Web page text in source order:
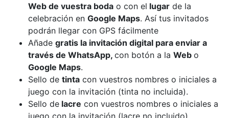
Web de vuestra boda o con el lugar de la
celebración en Google Maps. Así tus invitados
podrán llegar con GPS fácilmente
Añade gratis la invitación digital para enviar a
través de WhatsApp, con botón a la Web o
Google Maps.
Sello de tinta con vuestros nombres o iniciales a
juego con la invitación (tinta no incluida).
Sello de lacre con vuestros nombres o iniciales a